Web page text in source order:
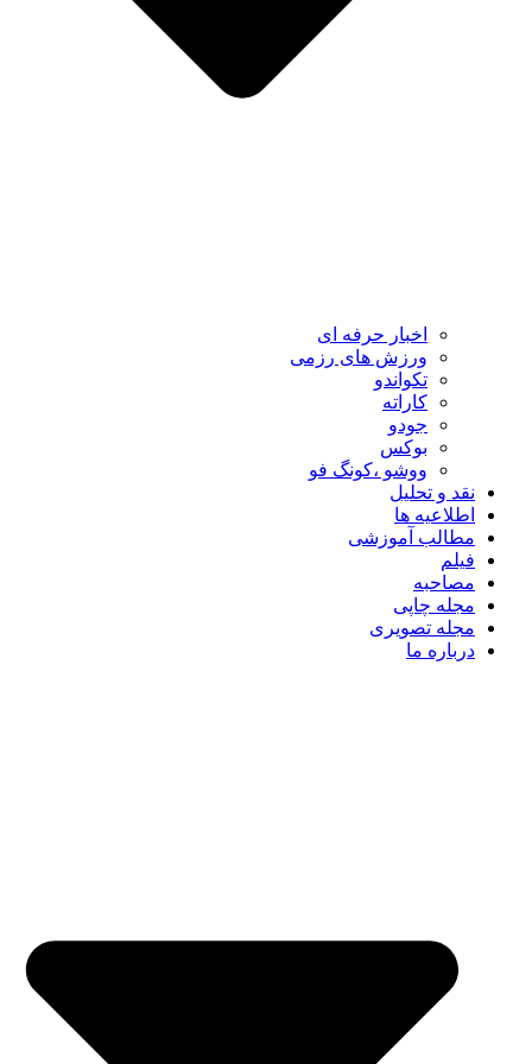
اخبار حرفه ای
ورزش های رزمی
تکواندو
کاراته
جودو
بوکس
ووشو ،کونگ فو
نقد و تحلیل
اطلاعیه ها
مطالب آموزشی
فیلم
مصاحبه
مجله چاپی
مجله تصویری
درباره ما